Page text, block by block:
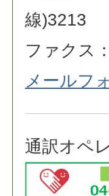
線)3213
ファクス
メールフ
通訳オペ